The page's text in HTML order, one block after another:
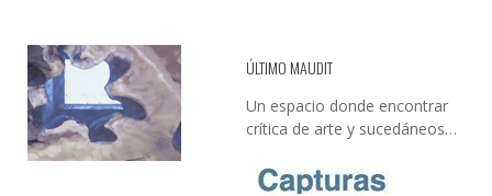
ÚLTIMO MAUDIT
Un espacio donde encontrar
crítica de arte y sucedáneos…